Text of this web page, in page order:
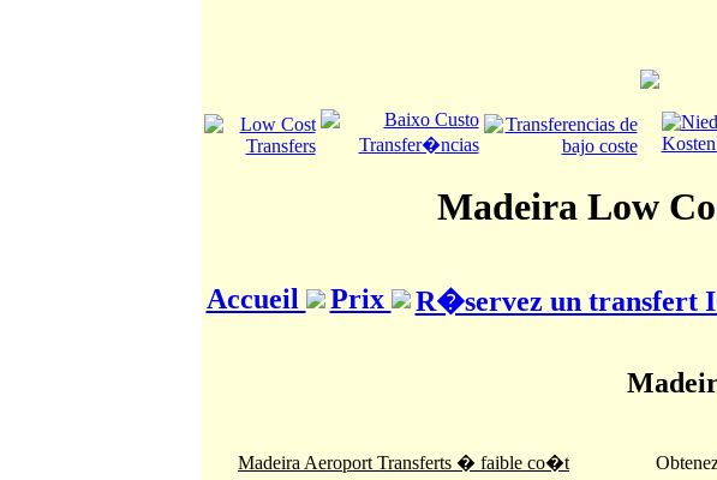
Madeira Low
Accueil Prix R�servez un transfert
Madeira Aeroport Transferts � faible co�t